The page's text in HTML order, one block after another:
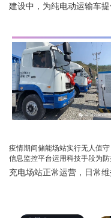
建设中，为纯电动运输车提
疫情期间储能场站实行无人值守
信息监控平台运用科技手段为
充电场站正常运营，日常